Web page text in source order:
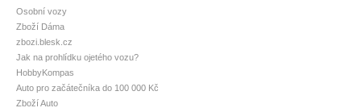
Osobní vozy
Zboží Dáma
zbozi.blesk.cz
Jak na prohlídku ojetého vozu?
HobbyKompas
Auto pro začátečníka do 100 000 Kč
Zboží Auto